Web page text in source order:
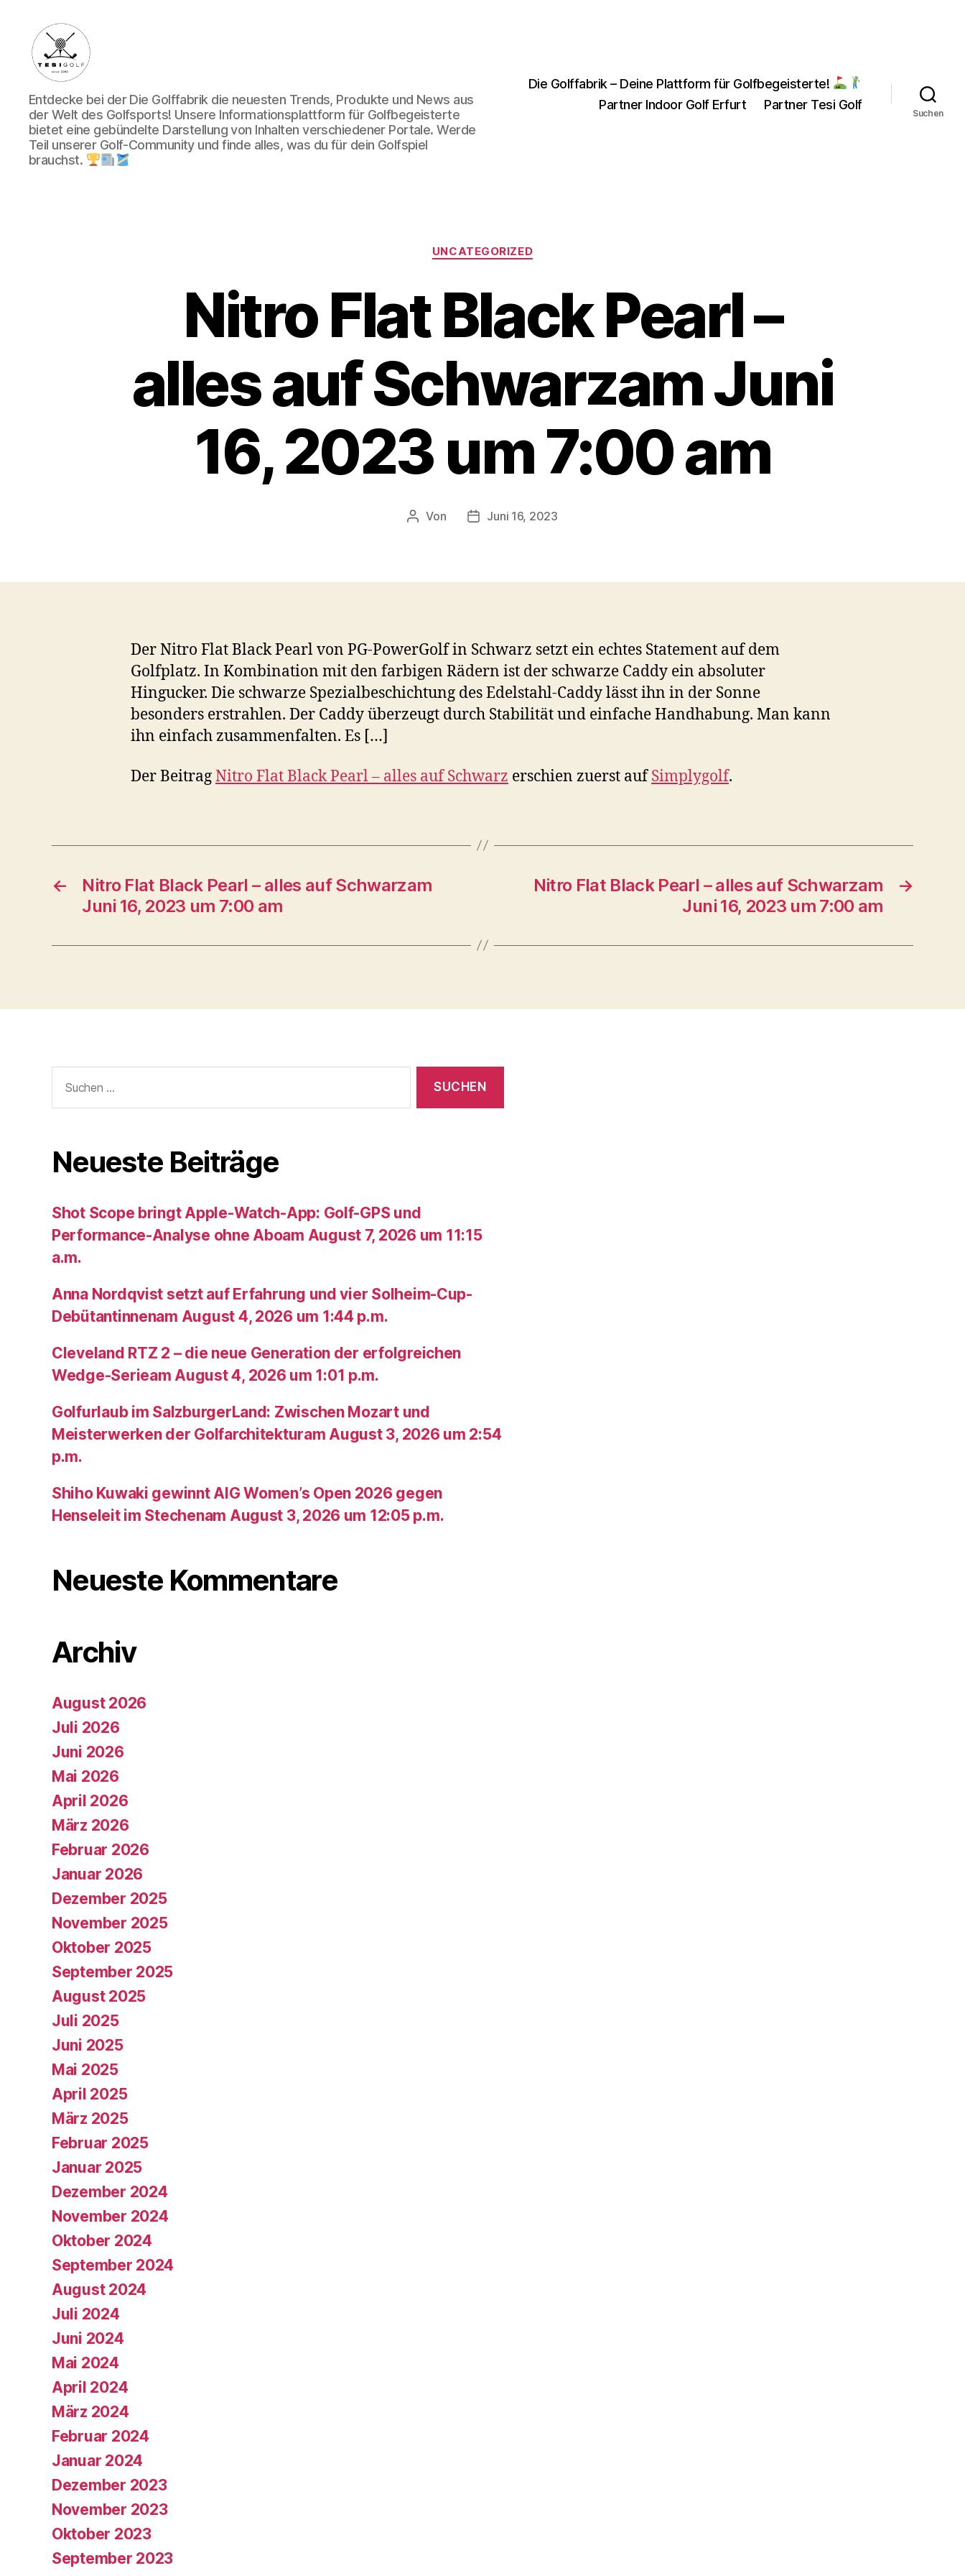
Die
Golffabrik
-
Deine
Plattform
Entdecke bei der Die Golffabrik die neuesten Trends, Produkte und News aus
der Welt des Golfsports! Unsere Informationsplattform für Golfbegeisterte
bietet eine gebündelte Darstellung von Inhalten verschiedener Portale. Werde
Teil unserer Golf-Community und finde alles, was du für dein Golfspiel
brauchst.
Die Golffabrik – Deine Plattform für Golfbegeisterte!
Partner Indoor Golf Erfurt
Partner Tesi Golf
Suchen
Kategorien
UNCATEGORIZED
Nitro Flat Black Pearl –
alles auf Schwarzam Juni
16, 2023 um 7:00 am
Beitragsautor
Von Veröffentlichungsdatum
Juni 16, 2023
Der Nitro Flat Black Pearl von PG-PowerGolf in Schwarz setzt ein echtes Statement auf dem
Golfplatz. In Kombination mit den farbigen Rädern ist der schwarze Caddy ein absoluter
Hingucker. Die schwarze Spezialbeschichtung des Edelstahl-Caddy lässt ihn in der Sonne
besonders erstrahlen. Der Caddy überzeugt durch Stabilität und einfache Handhabung. Man kann
ihn einfach zusammenfalten. Es […]
Der BeitragNitro Flat Black Pearl – alles auf Schwarz erschien zuerst aufSimplygolf.
←
Nitro Flat Black Pearl – alles auf Schwarzam
Juni 16, 2023 um 7:00 am
→
Nitro Flat Black Pearl – alles auf Schwarzam
Juni 16, 2023 um 7:00 am
nach:
Neueste Beiträge
Shot Scope bringt Apple-Watch-App: Golf-GPS und
Performance-Analyse ohne Aboam August 7, 2026 um 11:15
a.m.
Anna Nordqvist setzt auf Erfahrung und vier Solheim-Cup-
Debütantinnenam August 4, 2026 um 1:44 p.m.
Cleveland RTZ 2 – die neue Generation der erfolgreichen
Wedge-Serieam August 4, 2026 um 1:01 p.m.
Golfurlaub im SalzburgerLand: Zwischen Mozart und
Meisterwerken der Golfarchitekturam August 3, 2026 um 2:54
p.m.
Shiho Kuwaki gewinnt AIG Women’s Open 2026 gegen
Henseleit im Stechenam August 3, 2026 um 12:05 p.m.
Neueste Kommentare
Archiv
August 2026
Juli 2026
Juni 2026
Mai 2026
April 2026
März 2026
Februar 2026
Januar 2026
Dezember 2025
November 2025
Oktober 2025
September 2025
August 2025
Juli 2025
Juni 2025
Mai 2025
April 2025
März 2025
Februar 2025
Januar 2025
Dezember 2024
November 2024
Oktober 2024
September 2024
August 2024
Juli 2024
Juni 2024
Mai 2024
April 2024
März 2024
Februar 2024
Januar 2024
Dezember 2023
November 2023
Oktober 2023
September 2023